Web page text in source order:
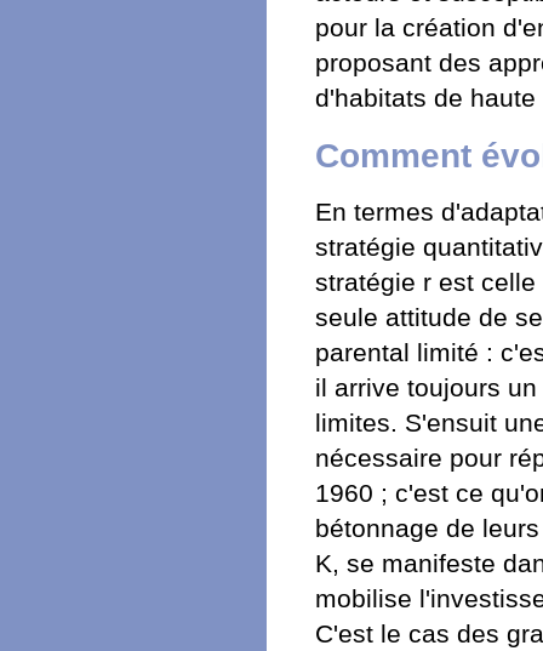
pour la création
proposant des
d'habitats de
Comment
En termes
stratégie
stratégie r est
seule attitude de
parental limité :
il arrive toujours
limites. S'ensuit
nécessaire pour
1960 ; c'est ce
bétonnage de
K, se manifeste
mobilise
C'est le cas des